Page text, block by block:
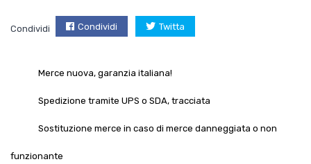
Condividi Condividi Twitta
Merce nuova, garanzia italiana!
Spedizione tramite UPS o SDA, tracciata
Sostituzione merce in caso di merce danneggiata o non
funzionante